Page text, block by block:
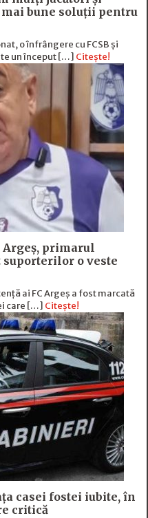
mai bune soluţii pentru
o înfrângere cu FCSB și
un început […] Citește!
Argeș, primarul
o veste
ai FC Argeș a fost marcată
care […] Citește!
casei fostei iubite, în
critică